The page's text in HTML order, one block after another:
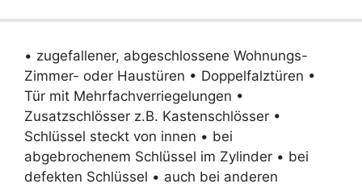
• zugefallener, abgeschlossene Wohnungs-
Zimmer- oder Haustüren • Doppelfalztüren •
Tür mit Mehrfachverriegelungen •
Zusatzschlösser z.B. Kastenschlösser •
Schlüssel steckt von innen • bei
abgebrochenem Schlüssel im Zylinder • bei
defekten Schlüssel • auch bei anderen